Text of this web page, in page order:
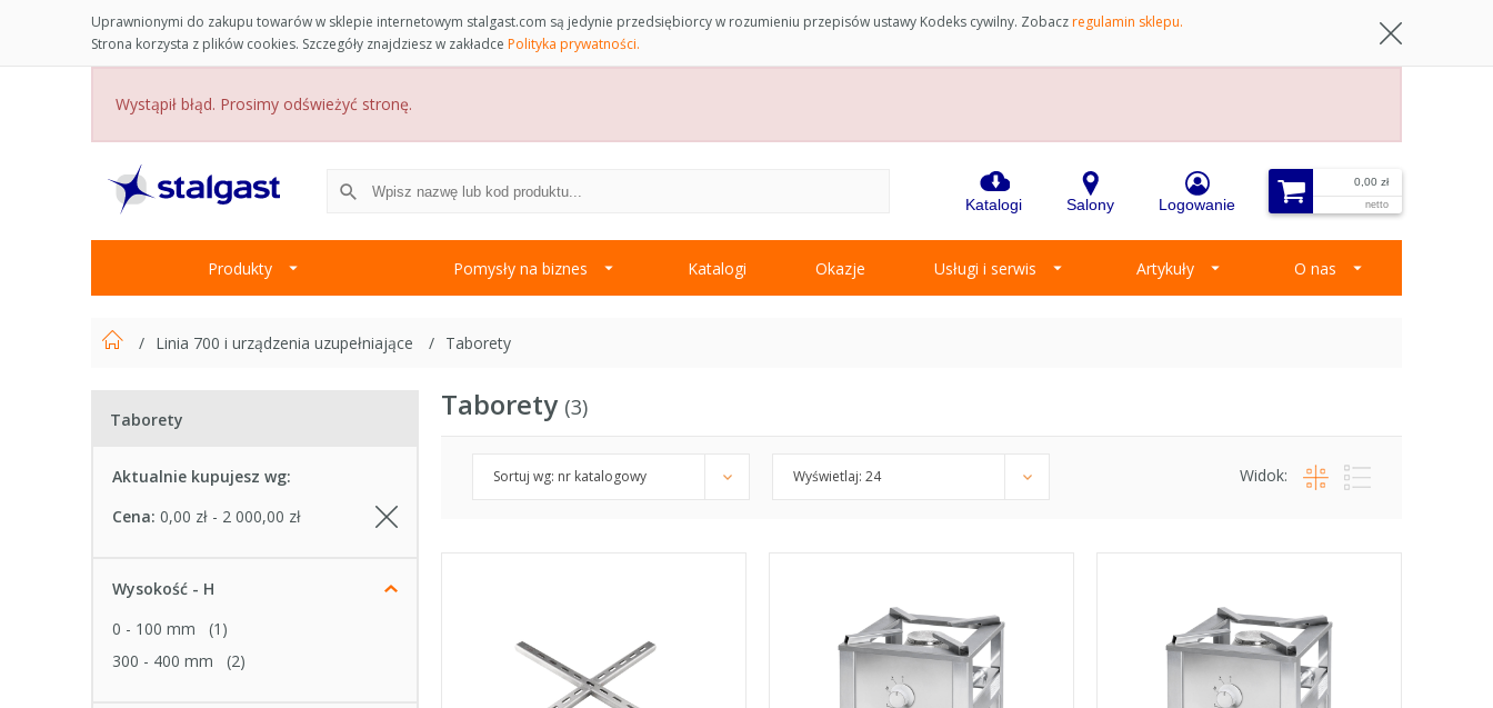
Uprawnionymi do zakupu towarów w sklepie internetowym stalgast.com są jedynie przedsiębiorcy w rozumieniu przepisów ustawy Kodeks cywilny. Zobaczregulamin sklepu.
Strona korzysta z plików cookies. Szczegóły znajdziesz w zakładce Polityka prywatności.
Wystąpił błąd. Prosimy odświeżyć stronę.
Katalogi Salony Logowanie
0,00 zł
netto
Produkty Pomysły na biznes Katalogi Okazje Usługi i serwis Artykuły O nas
Linia 700 i urządzenia uzupełniające Taborety
Taborety
Aktualnie kupujesz wg:
Cena: 0,00 zł - 2 000,00 zł
Wysokość - H
0 - 100 mm
(1)
300 - 400 mm
(2)
Taborety 3
Sortuj wg: nr katalogowy Wyświetlaj: 24 Widok: